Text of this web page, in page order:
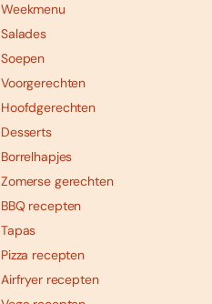
Weekmenu
Salades
Soepen
Voorgerechten
Hoofdgerechten
Desserts
Borrelhapjes
Zomerse gerechten
BBQ recepten
Tapas
Pizza recepten
Airfryer recepten